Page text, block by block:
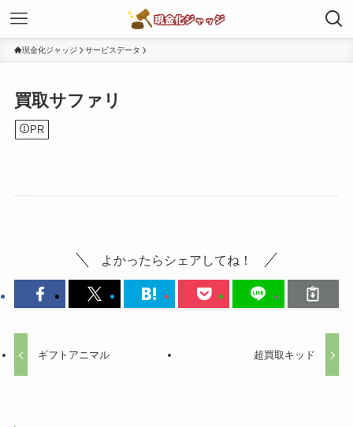
現金化ジャッジ サービスデータ
買取サファリ
PR
よかったらシェアしてね！
ギフトアニマル 超買取キッド